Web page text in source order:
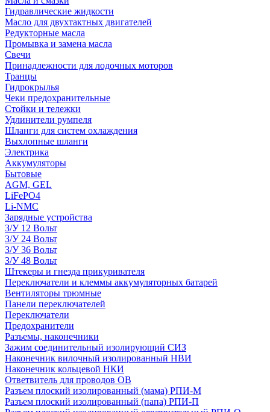
Гидравлические жидкости
Масло для двухтактных двигателей
Редукторные масла
Промывка и замена масла
Свечи
Принадлежности для лодочных моторов
Транцы
Гидрокрылья
Чеки предохранительные
Стойки и тележки
Удлинители румпеля
Шланги для систем охлаждения
Выхлопные шланги
Электрика
Аккумуляторы
Бытовые
AGM, GEL
LiFePO4
Li-NMC
Зарядные устройства
З/У 12 Вольт
З/У 24 Вольт
З/У 36 Вольт
З/У 48 Вольт
Штекеры и гнезда прикуривателя
Переключатели и клеммы аккумуляторных батарей
Вентиляторы трюмные
Панели переключателей
Переключатели
Предохранители
Разъемы, наконечники
Зажим соединительный изолирующий СИЗ
Наконечник вилочный изолированный НВИ
Наконечник кольцевой НКИ
Ответвитель для проводов ОВ
Разъем плоский изолированный (мама) РПИ-М
Разъем плоский изолированный (папа) РПИ-П